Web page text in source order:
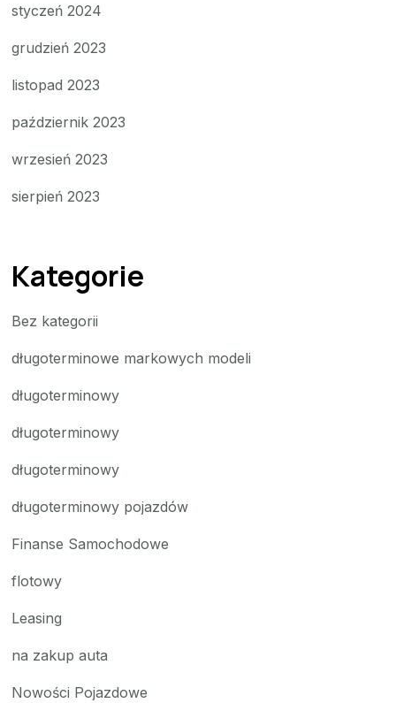
styczeń 2024
grudzień 2023
listopad 2023
październik 2023
wrzesień 2023
sierpień 2023
Kategorie
Bez kategorii
długoterminowe markowych modeli
długoterminowy
długoterminowy
długoterminowy
długoterminowy pojazdów
Finanse Samochodowe
flotowy
Leasing
na zakup auta
Nowości Pojazdowe